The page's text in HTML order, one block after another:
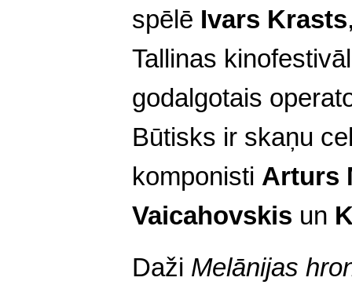
spēlē Ivars Krasts
Tallinas
godalgotais
Būtisks ir skaņu
komponisti Arturs
Vaicahovskis un
Daži Melānijas